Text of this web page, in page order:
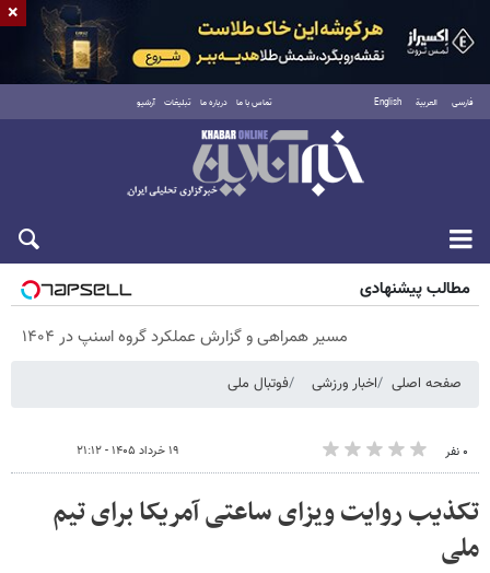
فارسی العربية English تماس با ما درباره ما تبلیغات آرشیو
پنجشنبه ۱۵ مرداد ۱۴۰۵
مطالب پیشنهادی
مسیر همراهی و گزارش عملکرد گروه اسنپ در ۱۴۰۴
صفحه اصلی اخبار ورزشی فوتبال ملی
۰ نفر ۱۹ خرداد ۱۴۰۵ - ۲۱:۱۲
تکذیب روایت ویزای ساعتی آمریکا برای تیم
ملی
×